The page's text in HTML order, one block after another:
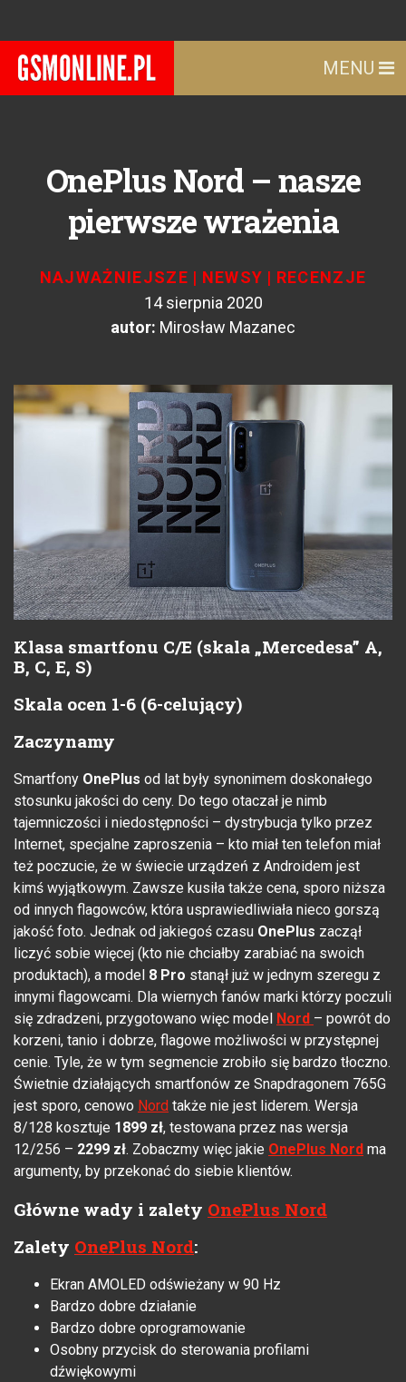
MENU
OnePlus Nord – nasze
pierwsze wrażenia
NAJWAŻNIEJSZE | NEWSY | RECENZJE
14 sierpnia 2020
autor: Mirosław Mazanec
Klasa smartfonu C/E (skala „Mercedesa” A,
B, C, E, S)
Skala ocen 1-6 (6-celujący)
Zaczynamy
Smartfony OnePlus od lat były synonimem doskonałego
stosunku jakości do ceny. Do tego otaczał je nimb
tajemniczości i niedostępności – dystrybucja tylko przez
Internet, specjalne zaproszenia – kto miał ten telefon miał
też poczucie, że w świecie urządzeń z Androidem jest
kimś wyjątkowym. Zawsze kusiła także cena, sporo niższa
od innych flagowców, która usprawiedliwiała nieco gorszą
jakość foto. Jednak od jakiegoś czasu OnePlus zaczął
liczyć sobie więcej (kto nie chciałby zarabiać na swoich
produktach), a model 8 Pro stanął już w jednym szeregu z
innymi flagowcami. Dla wiernych fanów marki którzy poczuli
się zdradzeni, przygotowano więc model
Nord – powrót do
korzeni, tanio i dobrze, flagowe możliwości w przystępnej
cenie. Tyle, że w tym segmencie zrobiło się bardzo tłoczno.
Świetnie działających smartfonów ze Snapdragonem 765G
jest sporo, cenowo Nord także nie jest liderem. Wersja
8/128 kosztuje 1899 zł, testowana przez nas wersja
12/256 – 2299 zł. Zobaczmy więc jakie OnePlus Nord ma
argumenty, by przekonać do siebie klientów.
Główne wady i zalety OnePlus Nord
Zalety OnePlus Nord:
Ekran AMOLED odświeżany w 90 Hz
Bardzo dobre działanie
Bardzo dobre oprogramowanie
Osobny przycisk do sterowania profilami
dźwiękowymi